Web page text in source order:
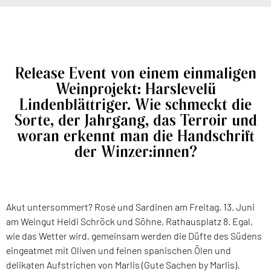
Release Event von einem einmaligen
Weinprojekt: Harslevelü
Lindenblättriger. Wie schmeckt die
Sorte, der Jahrgang, das Terroir und
woran erkennt man die Handschrift
der Winzer:innen?
Akut untersommert? Rosé und Sardinen am Freitag, 13. Juni
am Weingut Heidi Schröck und Söhne, Rathausplatz 8. Egal,
wie das Wetter wird, gemeinsam werden die Düfte des Südens
eingeatmet mit Oliven und feinen spanischen Ölen und
delikaten Aufstrichen von Marlis (Gute Sachen by Marlis).